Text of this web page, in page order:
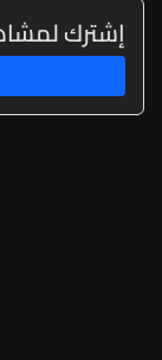
إشترك